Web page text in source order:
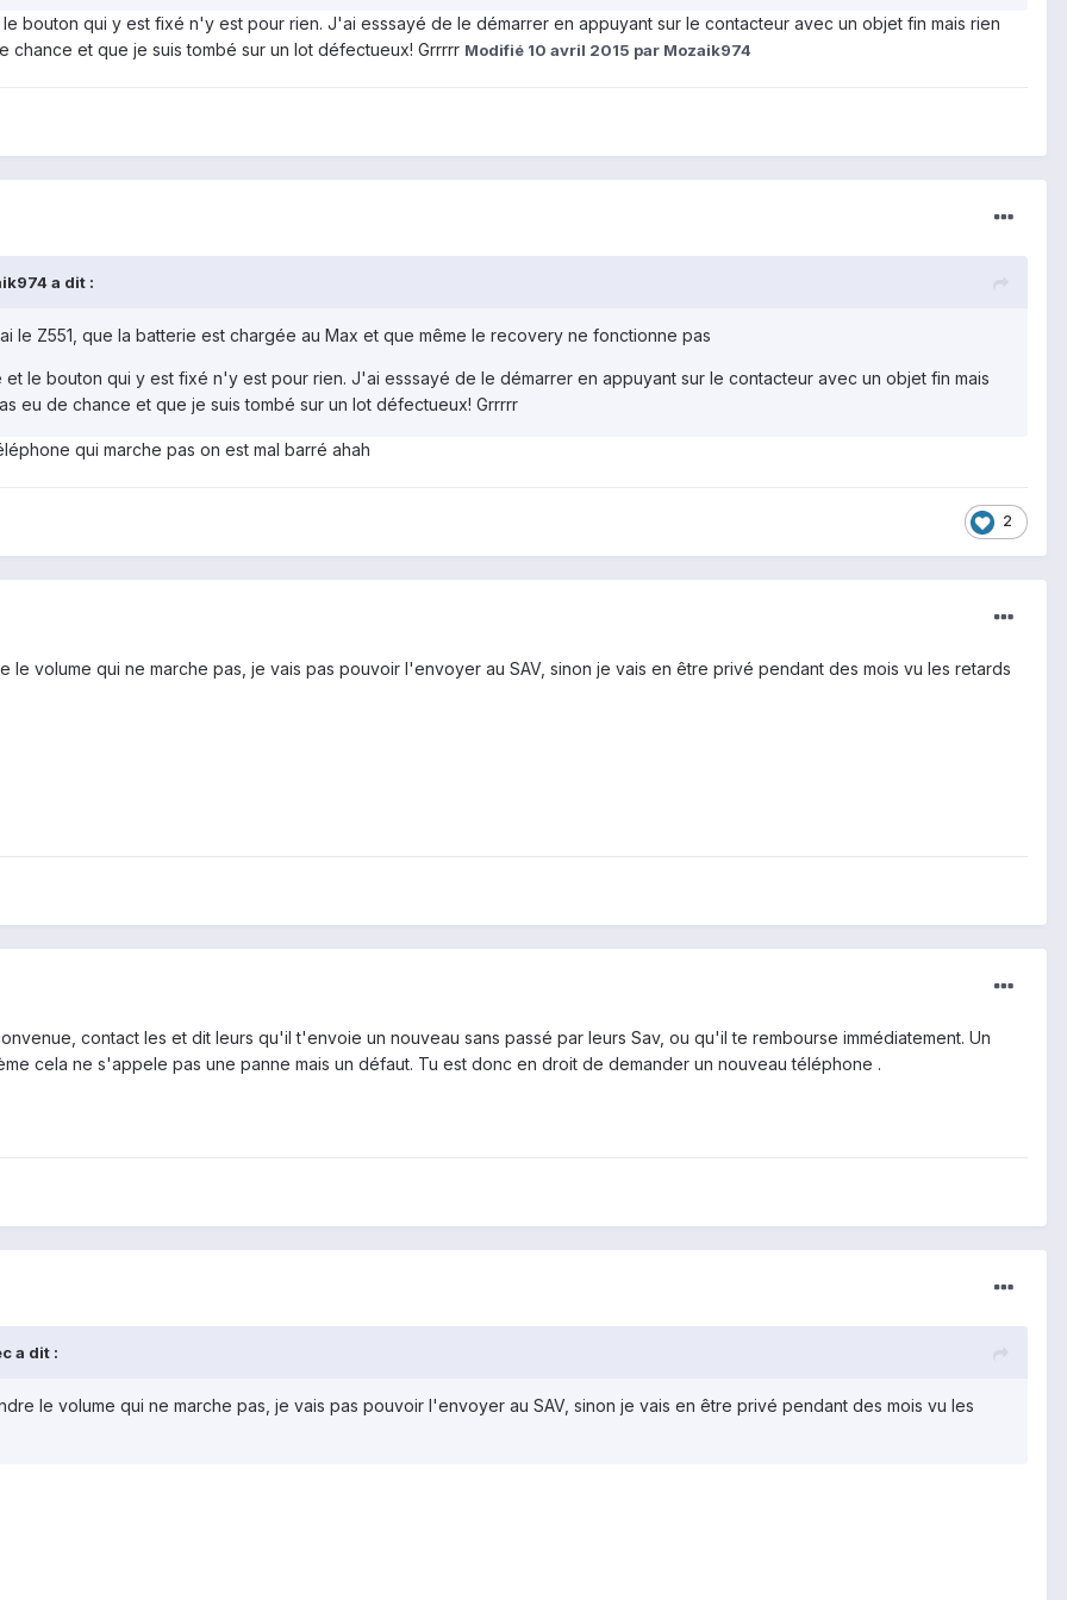
bouton qui y est fixé n'y est pour rien. J'ai esssayé de le démarrer en appuyant sur le contacteur avec un objet fin mais rien
et que je suis tombé sur un lot défectueux! Grrrrr Modifié 10 avril 2015 par Mozaik974
a dit :
le Z551, que la batterie est chargée au Max et que même le recovery ne fonctionne pas
et le bouton qui y est fixé n'y est pour rien. J'ai esssayé de le démarrer en appuyant sur le contacteur avec un objet fin mais
eu de chance et que je suis tombé sur un lot défectueux! Grrrrr
qui marche pas on est mal barré ahah
2
volume qui ne marche pas, je vais pas pouvoir l'envoyer au SAV, sinon je vais en être privé pendant des mois vu les retards
contact les et dit leurs qu'il t'envoie un nouveau sans passé par leurs Sav, ou qu'il te rembourse immédiatement. Un
cela ne s'appele pas une panne mais un défaut. Tu est donc en droit de demander un nouveau téléphone .
a dit :
le volume qui ne marche pas, je vais pas pouvoir l'envoyer au SAV, sinon je vais en être privé pendant des mois vu les